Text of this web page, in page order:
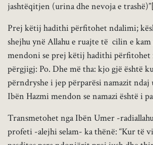
jashtëqitjen (urina dhe nevoja e trashë)”
Prej këtij hadithi përfitohet ndalimi;
shejhu ynë Allahu e ruajte të cilin e
mendoni se prej këtij hadithi përfitohet
përgjigj: Po. Dhe më tha: kjo gjë është
përndryshe i jep përparësi namazit ndaj
Ibën Hazmi mendon se namazi është i
Transmetohet nga Ibën Umer -
profeti -alejhi selam- ka thënë: “Kur të